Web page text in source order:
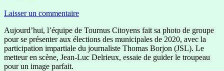
Laisser un commentaire
Aujourd’hui, l’équipe de Tournus Citoyens fait sa photo de groupe
pour se présenter aux élections des municipales de 2020, avec la
participation impartiale du journaliste Thomas Borjon (JSL). Le
metteur en scène, Jean-Luc Delrieux, essaie de guider le troupeau
pour un image parfait.